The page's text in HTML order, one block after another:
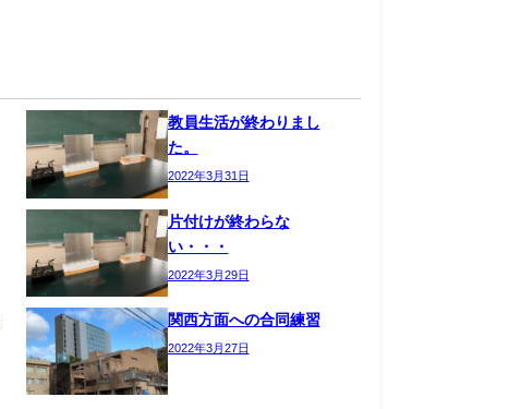
教員生活が終わりまし
た。
2022年3月31日
片付けが終わらな
い・・・
2022年3月29日
関西方面への合同練習
2022年3月27日